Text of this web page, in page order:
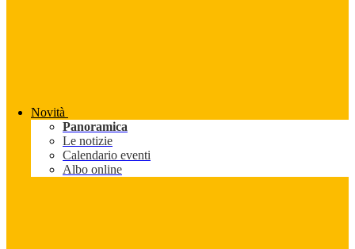
Novità
Panoramica
Le notizie
Calendario eventi
Albo online